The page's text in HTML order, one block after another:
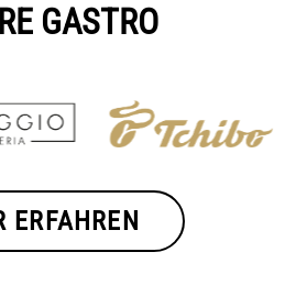
GASTRO
ERFAHREN